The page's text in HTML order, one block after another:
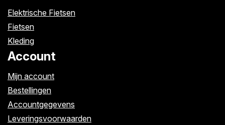
Elektrische Fietsen
Fietsen
Kleding
Account
Mijn account
Bestellingen
Accountgegevens
Leveringsvoorwaarden